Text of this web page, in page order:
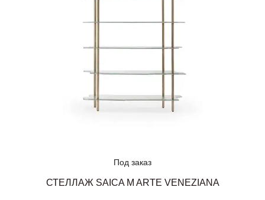
Под заказ
СТЕЛЛАЖ SAICA M ARTE VENEZIANA